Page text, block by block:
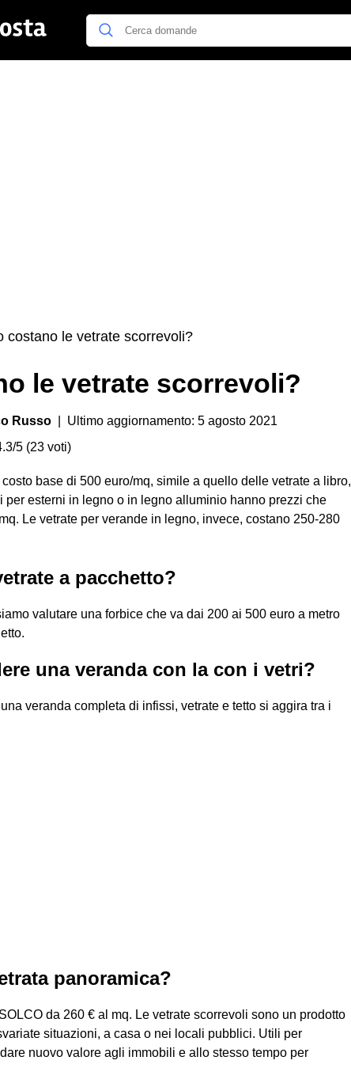
costano le vetrate scorrevoli?
le vetrate scorrevoli?
Russo | Ultimo aggiornamento: 5 agosto 2021
5 (23 voti)
base di 500 euro/mq, simile a quello delle vetrate a libro,
per esterni in legno o in legno alluminio hanno prezzi che
Le vetrate per verande in legno, invece, costano 250-280
a pacchetto?
valutare una forbice che va dai 200 ai 500 euro a metro
una veranda con la con i vetri?
veranda completa di infissi, vetrate e tetto si aggira tra i
panoramica?
da 260 € al mq. Le vetrate scorrevoli sono un prodotto
situazioni, a casa o nei locali pubblici. Utili per
nuovo valore agli immobili e allo stesso tempo per